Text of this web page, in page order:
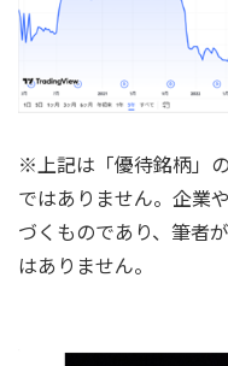
※上記は「優待銘柄」
ではありません。企業
づくものであり、筆者
はありません。